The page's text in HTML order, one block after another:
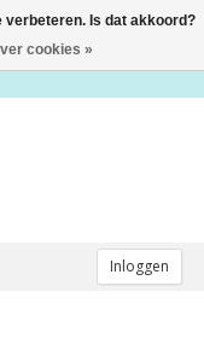
Inloggen
verbeteren. Is dat akkoord?
cookies »